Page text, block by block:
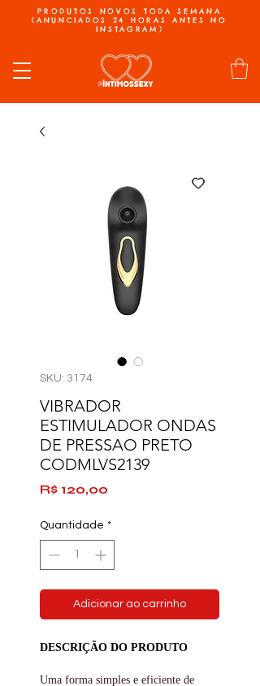
PRODUTOS NOVOS TODA SEMANA
(ANUNCIADOS 24 HORAS ANTES NO
INSTAGRAM)
SKU: 3174
VIBRADOR
ESTIMULADOR ONDAS
DE PRESSAO PRETO
CODMLVS2139
R$ 120,00
Quantidade *
Adicionar ao carrinho
DESCRIÇÃO DO PRODUTO
Uma forma simples e eficiente de